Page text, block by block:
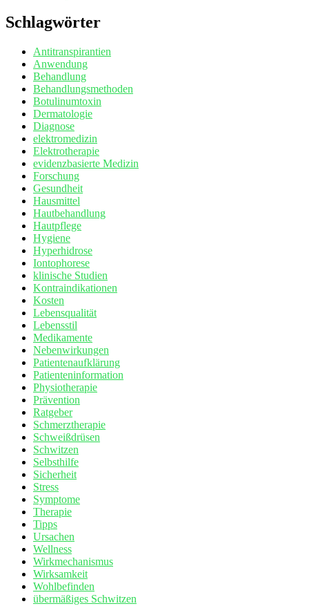
Schlagwörter
Antitranspirantien
Anwendung
Behandlung
Behandlungsmethoden
Botulinumtoxin
Dermatologie
Diagnose
elektromedizin
Elektrotherapie
evidenzbasierte Medizin
Forschung
Gesundheit
Hausmittel
Hautbehandlung
Hautpflege
Hygiene
Hyperhidrose
Iontophorese
klinische Studien
Kontraindikationen
Kosten
Lebensqualität
Lebensstil
Medikamente
Nebenwirkungen
Patientenaufklärung
Patienteninformation
Physiotherapie
Prävention
Ratgeber
Schmerztherapie
Schweißdrüsen
Schwitzen
Selbsthilfe
Sicherheit
Stress
Symptome
Therapie
Tipps
Ursachen
Wellness
Wirkmechanismus
Wirksamkeit
Wohlbefinden
übermäßiges Schwitzen